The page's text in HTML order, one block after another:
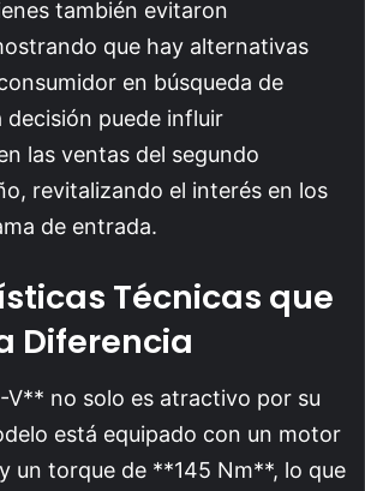
también evitaron
que hay alternativas
en búsqueda de
decisión puede influir
las ventas del segundo
revitalizando el interés en los
de entrada.
Técnicas que
Diferencia
V** no solo es atractivo por su
está equipado con un motor
un torque de **145 Nm**, lo que